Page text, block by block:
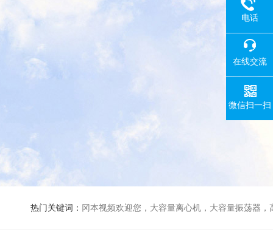
热门关键词： 冈本视频欢迎您，大容量离心机，大容量振荡器，高速冷冻离心机，生化、光照、振荡培养箱，磁力搅拌器
电话
在线交流
微信扫一扫